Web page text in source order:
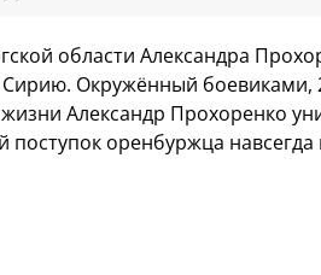
области Александра
Сирию. Окружённый боевиками,
Александр Прохоренко
поступок оренбуржца